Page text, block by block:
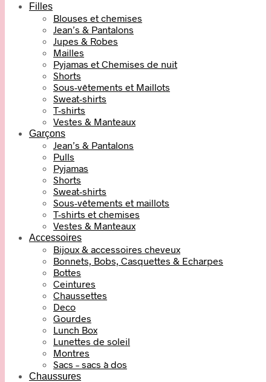
Filles
Blouses et chemises
Jean’s & Pantalons
Jupes & Robes
Mailles
Pyjamas et Chemises de nuit
Shorts
Sous-vêtements et Maillots
Sweat-shirts
T-shirts
Vestes & Manteaux
Garçons
Jean’s & Pantalons
Pulls
Pyjamas
Shorts
Sweat-shirts
Sous-vêtements et maillots
T-shirts et chemises
Vestes & Manteaux
Accessoires
Bijoux & accessoires cheveux
Bonnets, Bobs, Casquettes & Echarpes
Bottes
Ceintures
Chaussettes
Deco
Gourdes
Lunch Box
Lunettes de soleil
Montres
Sacs – sacs à dos
Chaussures